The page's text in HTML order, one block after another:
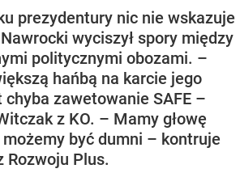
prezydentury nic nie wskazuje
wyciszył spory między
politycznymi obozami. –
hańbą na karcie jego
zawetowanie SAFE –
z KO. – Mamy głowę
być dumni – kontruje
Rozwoju Plus.